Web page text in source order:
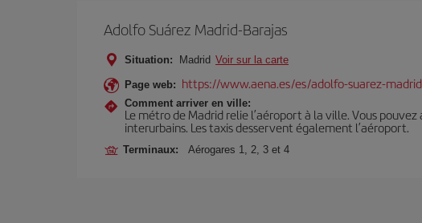
Adolfo Suárez Madrid-Barajas
Situation: Madrid Voir sur la carte
Page web: https://www.aena.es/es/adolfo-suarez-
Comment arriver en ville:
Le métro de Madrid relie l’aéroport à la ville. Vous
interurbains. Les taxis desservent également l’aéroport.
Terminaux: Aérogares 1, 2, 3 et 4